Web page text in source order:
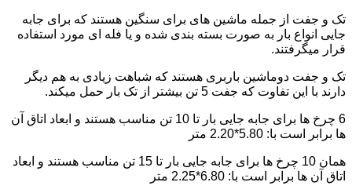
تک و جفت از جمله ماشین های برای سنگین هستند که برای جابه
جایی انواع بار به صورت بسته بندی شده و یا فله ای مورد استفاده
قرار میگرفتند.
تک و جفت دوماشین باربری هستند که شباهت زیادی به هم دیگر
دارند با این تفاوت که جفت 5 تن بیشتر از تک بار حمل میکند.
6 چرخ ها برای جابه جایی بار تا 10 تن مناسب هستند و ابعاد اتاق آن
ها برابر است با: 5.80*2.20 متر
همان 10 چرخ ها برای جابه جایی بار تا 15 تن مناسب هستند و ابعاد
اتاق آن ها برابر است با: 6.80*2.25 متر